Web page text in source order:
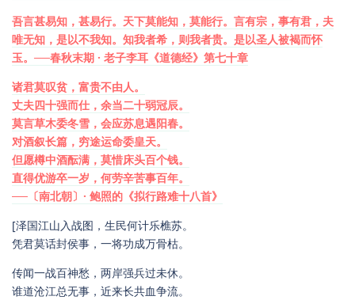
吾言甚易知，甚易行。天下莫能知，莫能行。言有宗，事有君，夫
唯无知，是以不我知。知我者希，则我者贵。是以圣人被褐而怀
玉。──春秋末期 · 老子李耳《道德经》第七十章
诸君莫叹贫，富贵不由人。
丈夫四十强而仕，余当二十弱冠辰。
莫言草木委冬雪，会应苏息遇阳春。
对酒叙长篇，穷途运命委皇天。
但愿樽中酒酝满，莫惜床头百个钱。
直得优游卒一岁，何劳辛苦事百年。
──〔南北朝〕· 鲍照的《拟行路难十八首》
[泽国江山入战图，生民何计乐樵苏。
凭君莫话封侯事，一将功成万骨枯。
传闻一战百神愁，两岸强兵过未休。
谁道沧江总无事，近来长共血争流。